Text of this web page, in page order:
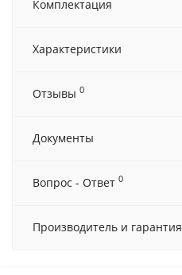
Комплектация
Характеристики
Отзывы 0
Документы
Вопрос - Ответ 0
Производитель и гарантия